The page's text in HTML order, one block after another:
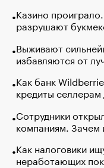
Казино
разрушают
Выживают
избавляются от
Как банк
кредиты селлерам
Сотрудники
компаниям. Зачем
Как налоговики
неработающих